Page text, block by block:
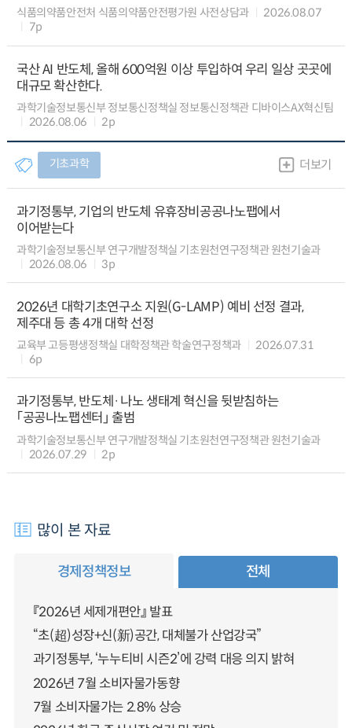
식품의약품안전처 식품의약품안전평가원 사전상담과
2026.08.07
7p
국산 AI 반도체, 올해 600억원 이상 투입하여 우리 일상 곳곳에
대규모 확산한다.
과학기술정보통신부 정보통신정책실 정보통신정책관 디바이스AX혁신팀
2026.08.06
2p
기초과학 더보기
과기정통부, 기업의 반도체 유휴장비공공나노팹에서
이어받는다
과학기술정보통신부 연구개발정책실 기초원천연구정책관 원천기술과
2026.08.06
3p
2026년 대학기초연구소 지원(G-LAMP) 예비 선정 결과,
제주대 등 총 4개 대학 선정
교육부 고등평생정책실 대학정책관 학술연구정책과
2026.07.31
6p
과기정통부, 반도체·나노 생태계 혁신을 뒷받침하는
「공공나노팹센터」 출범
과학기술정보통신부 연구개발정책실 기초원천연구정책관 원천기술과
2026.07.29
2p
많이 본 자료
경제정책정보 전체
『2026년 세제개편안』 발표
“초(超)성장+신(新)공간, 대체불가 산업강국”
과기정통부, ‘누누티비 시즌2’에 강력 대응 의지 밝혀
2026년 7월 소비자물가동향
7월 소비자물가는 2.8% 상승